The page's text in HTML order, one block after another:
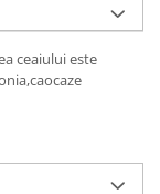
ceaiului este